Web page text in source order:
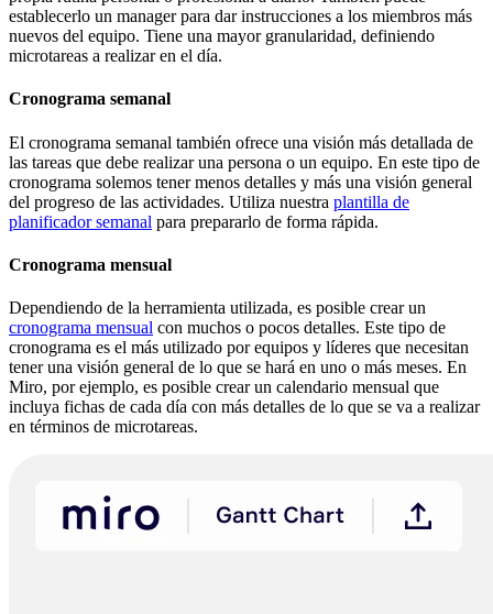
establecerlo un manager para dar instrucciones a los miembros más
nuevos del equipo. Tiene una mayor granularidad, definiendo
microtareas a realizar en el día.
Cronograma semanal
El cronograma semanal también ofrece una visión más detallada de
las tareas que debe realizar una persona o un equipo. En este tipo de
cronograma solemos tener menos detalles y más una visión general
del progreso de las actividades. Utiliza nuestra plantilla de
planificador semanal para prepararlo de forma rápida.
Cronograma mensual
Dependiendo de la herramienta utilizada, es posible crear un
cronograma mensual con muchos o pocos detalles. Este tipo de
cronograma es el más utilizado por equipos y líderes que necesitan
tener una visión general de lo que se hará en uno o más meses. En
Miro, por ejemplo, es posible crear un calendario mensual que
incluya fichas de cada día con más detalles de lo que se va a realizar
en términos de microtareas.